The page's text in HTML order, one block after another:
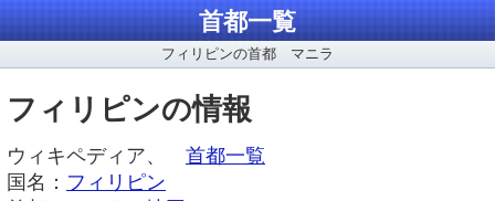
首都一覧
フィリピンの首都 マニラ
フィリピンの情報
ウィキペディア、 首都一覧
国名： フィリピン